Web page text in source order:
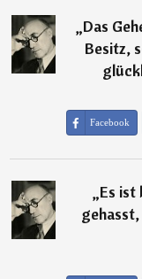
„Das
Besitz,
Facebook
„Es ist